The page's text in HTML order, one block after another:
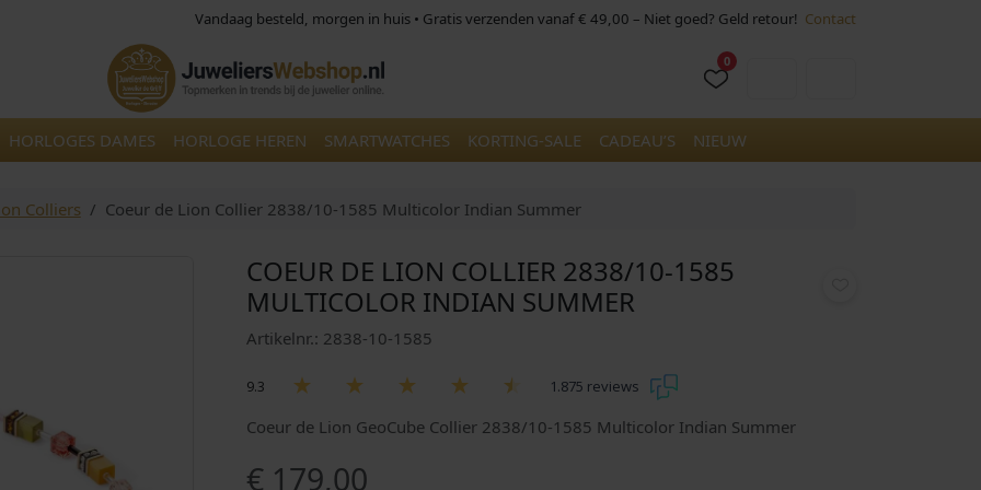
Vandaag besteld, morgen in huis • Gratis verzenden vanaf € 49,00 – Niet goed? Geld retour! Contact
0
HORLOGES DAMES HORLOGE HEREN SMARTWATCHES KORTING-SALE CADEAU’S NIEUW
Colliers Coeur de Lion Collier 2838/10-1585 Multicolor Indian Summer
COEUR DE LION COLLIER 2838/10-1585
MULTICOLOR INDIAN SUMMER
Artikelnr.: 2838-10-1585
9.3 1.875 reviews
Coeur de Lion GeoCube Collier 2838/10-1585 Multicolor Indian Summer
€ 179,00